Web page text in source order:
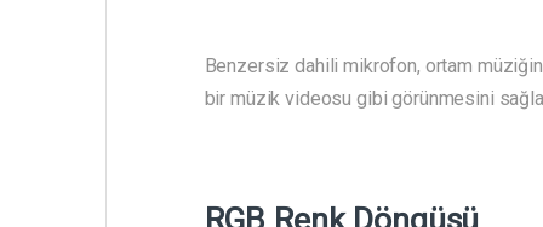
Benzersiz dahili mikrofon, ortam
bir müzik videosu gibi görünmesini
RGB Renk Döngüsü